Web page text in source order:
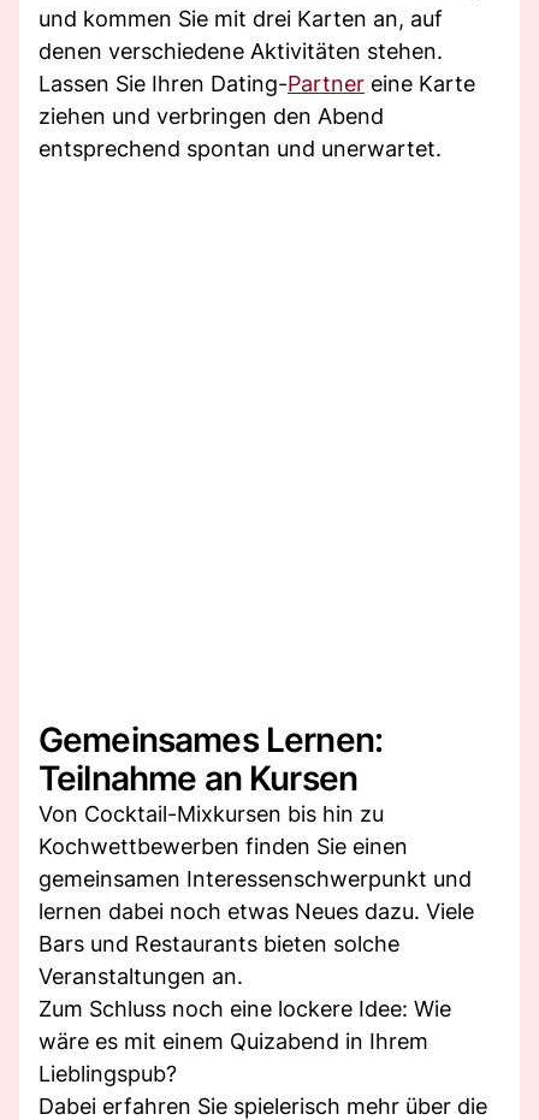
und kommen Sie mit drei Karten an, auf
denen verschiedene Aktivitäten stehen.
Lassen Sie Ihren Dating-Partner eine Karte
ziehen und verbringen den Abend
entsprechend spontan und unerwartet.
Gemeinsames Lernen:
Teilnahme an Kursen
Von Cocktail-Mixkursen bis hin zu
Kochwettbewerben finden Sie einen
gemeinsamen Interessenschwerpunkt und
lernen dabei noch etwas Neues dazu. Viele
Bars und Restaurants bieten solche
Veranstaltungen an.
Zum Schluss noch eine lockere Idee: Wie
wäre es mit einem Quizabend in Ihrem
Lieblingspub?
Dabei erfahren Sie spielerisch mehr über die